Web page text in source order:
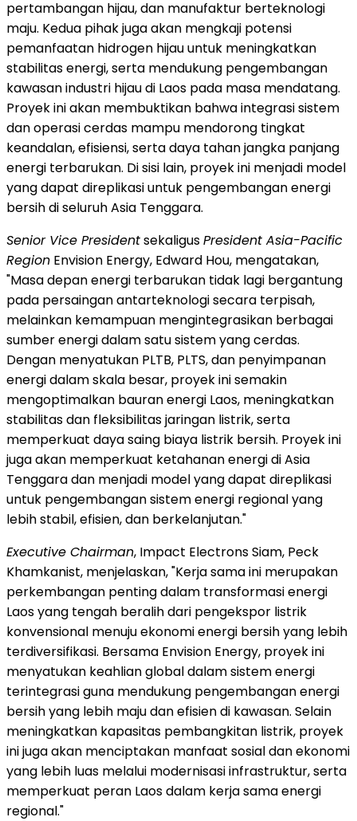
pertambangan hijau, dan manufaktur berteknologi
maju. Kedua pihak juga akan mengkaji potensi
pemanfaatan hidrogen hijau untuk meningkatkan
stabilitas energi, serta mendukung pengembangan
kawasan industri hijau di Laos pada masa mendatang.
Proyek ini akan membuktikan bahwa integrasi sistem
dan operasi cerdas mampu mendorong tingkat
keandalan, efisiensi, serta daya tahan jangka panjang
energi terbarukan. Di sisi lain, proyek ini menjadi model
yang dapat direplikasi untuk pengembangan energi
bersih di seluruh Asia Tenggara.
Senior Vice PresidentsekaligusPresident Asia-Pacific
Region Envision Energy, Edward Hou, mengatakan,
"Masa depan energi terbarukan tidak lagi bergantung
pada persaingan antarteknologi secara terpisah,
melainkan kemampuan mengintegrasikan berbagai
sumber energi dalam satu sistem yang cerdas.
Dengan menyatukan PLTB, PLTS, dan penyimpanan
energi dalam skala besar, proyek ini semakin
mengoptimalkan bauran energi Laos, meningkatkan
stabilitas dan fleksibilitas jaringan listrik, serta
memperkuat daya saing biaya listrik bersih. Proyek ini
juga akan memperkuat ketahanan energi di Asia
Tenggara dan menjadi model yang dapat direplikasi
untuk pengembangan sistem energi regional yang
lebih stabil, efisien, dan berkelanjutan."
Executive Chairman, Impact Electrons Siam, Peck
Khamkanist, menjelaskan, "Kerja sama ini merupakan
perkembangan penting dalam transformasi energi
Laos yang tengah beralih dari pengekspor listrik
konvensional menuju ekonomi energi bersih yang lebih
terdiversifikasi. Bersama Envision Energy, proyek ini
menyatukan keahlian global dalam sistem energi
terintegrasi guna mendukung pengembangan energi
bersih yang lebih maju dan efisien di kawasan. Selain
meningkatkan kapasitas pembangkitan listrik, proyek
ini juga akan menciptakan manfaat sosial dan ekonomi
yang lebih luas melalui modernisasi infrastruktur, serta
memperkuat peran Laos dalam kerja sama energi
regional."